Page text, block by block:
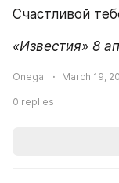
Счастливой
«Известия» 8
Onegai March 19,
0 replies